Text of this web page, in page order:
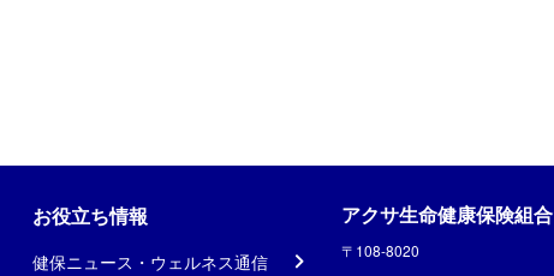
お役立ち情報
健保ニュース・ウェルネス通信
アクサ生命健康保険組合
〒108-8020